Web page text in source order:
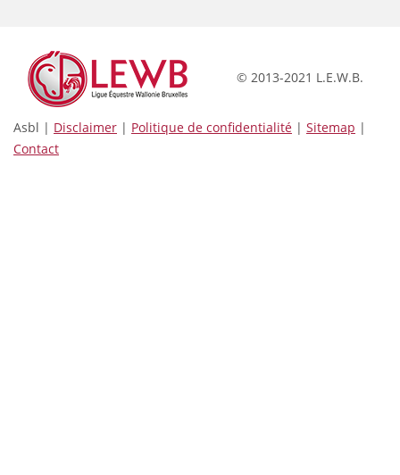
© 2013-2021 L.E.W.B.
Asbl | Disclaimer | Politique de confidentialité | Sitemap |
Contact